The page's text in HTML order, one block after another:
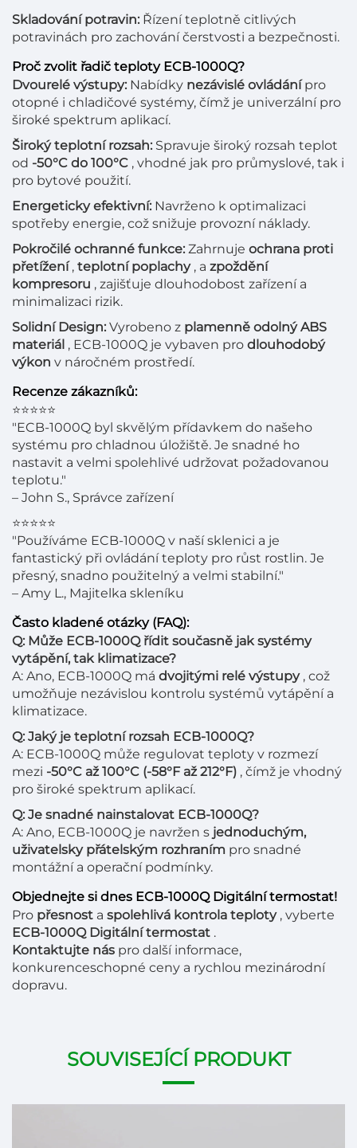
Skladování potravin: Řízení teplotně citlivých
potravinách pro zachování čerstvosti a bezpečnosti.
Proč zvolit řadič teploty ECB-1000Q?
Dvourelé výstupy: Nabídky nezávislé ovládánípro
otopné i chladičové systémy, čímž je univerzální pro
široké spektrum aplikací.
Široký teplotní rozsah: Spravuje široký rozsah teplot
od -50°C do 100°C , vhodné jak pro průmyslové, tak i
pro bytové použití.
Energeticky efektivní: Navrženo k optimalizaci
spotřeby energie, což snižuje provozní náklady.
Pokročilé ochranné funkce: Zahrnuje ochrana proti
přetížení, teplotní poplachy , a zpoždění
kompresoru , zajišťuje dlouhodobost zařízení a
minimalizaci rizik.
Solidní Design: Vyrobeno z plamenně odolný ABS
materiál , ECB-1000Q je vybaven pro dlouhodobý
výkon v náročném prostředí.
Recenze zákazníků:
⭐⭐⭐⭐⭐
"ECB-1000Q byl skvělým přídavkem do našeho
systému pro chladnou úložiště. Je snadné ho
nastavit a velmi spolehlivé udržovat požadovanou
teplotu."
– John S., Správce zařízení
⭐⭐⭐⭐⭐
"Používáme ECB-1000Q v naší sklenici a je
fantastický při ovládání teploty pro růst rostlin. Je
přesný, snadno použitelný a velmi stabilní."
– Amy L., Majitelka skleníku
Často kladené otázky (FAQ):
Q: Může ECB-1000Q řídit současně jak systémy
vytápění, tak klimatizace?
A: Ano, ECB-1000Q má dvojitými relé výstupy , což
umožňuje nezávislou kontrolu systémů vytápění a
klimatizace.
Q: Jaký je teplotní rozsah ECB-1000Q?
A: ECB-1000Q může regulovat teploty v rozmezí
mezi -50°C až 100°C (-58°F až 212°F) , čímž je vhodný
pro široké spektrum aplikací.
Q: Je snadné nainstalovat ECB-1000Q?
A: Ano, ECB-1000Q je navržen s jednoduchým,
uživatelsky přátelským rozhraním pro snadné
montážní a operační podmínky.
Objednejte si dnes ECB-1000Q Digitální termostat!
Pro přesnost a spolehlivá kontrola teploty , vyberte
ECB-1000Q Digitální termostat .
Kontaktujte nás pro další informace,
konkurenceschopné ceny a rychlou mezinárodní
dopravu.
SOUVISEJÍCÍ PRODUKT